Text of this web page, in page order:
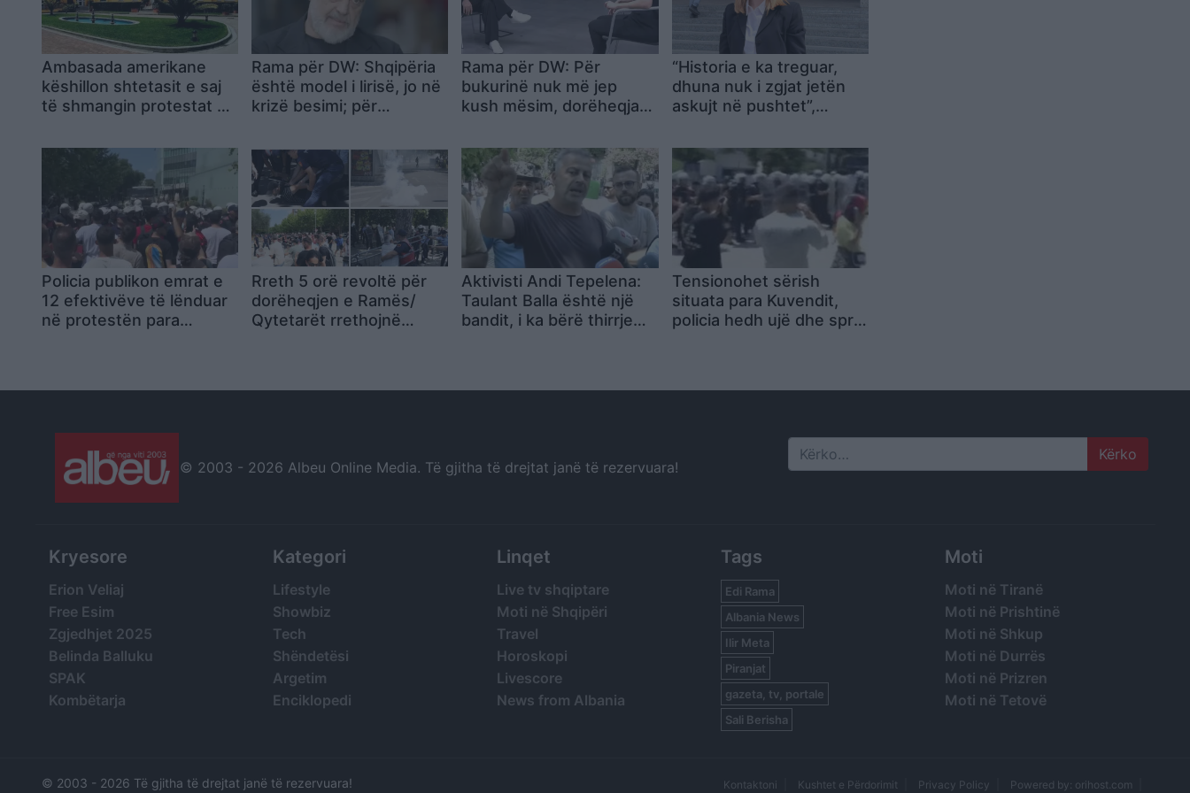
Ambasada amerikane
këshillon shtetasit e saj
të shmangin protestat në
Rama për DW: Shqipëria
është model i lirisë, jo në
krizë besimi; për
mbetet tërheqja e
investimeve të huaja
Rama për DW: Për
bukurinë nuk më jep
kush mësim, dorëheqja
opsion
“Historia e ka treguar,
dhuna nuk i zgjat jetën
askujt në pushtet”,
Ramën: Ju kanë mbetur
vetëm prangat, çizmja
dhe pamundësia për të
bindur
Policia publikon emrat e
12 efektivëve të lënduar
në protestën para
Rreth 5 orë revoltë për
dorëheqjen e Ramës/
Qytetarët rrethojnë
Aktivisti Andi Tepelena:
Taulant Balla është një
bandit, i ka bërë thirrje
Tensionohet sërish
situata para Kuvendit,
policia hedh ujë dhe spraj
© 2003 - 2026 Albeu Online Media. Të gjitha të drejtat janë të rezervuara! Search
Kryesore
Erion Veliaj
Free Esim
Zgjedhjet 2025
Belinda Balluku
SPAK
Kombëtarja
Kategori
Lifestyle
Showbiz
Tech
Shëndetësi
Argetim
Enciklopedi
Linqet
Live tv shqiptare
Moti në Shqipëri
Travel
Horoskopi
Livescore
News from Albania
Tags
Edi Rama
Albania News
Ilir Meta
Piranjat
gazeta, tv, portale
Sali Berisha
Moti
Moti në Tiranë
Moti në Prishtinë
Moti në Shkup
Moti në Durrës
Moti në Prizren
Moti në Tetovë
© 2003 - 2026 Të gjitha të drejtat janë të rezervuara! Kontaktoni Kushtet e Përdorimit Privacy Policy Powered by: orihost.com